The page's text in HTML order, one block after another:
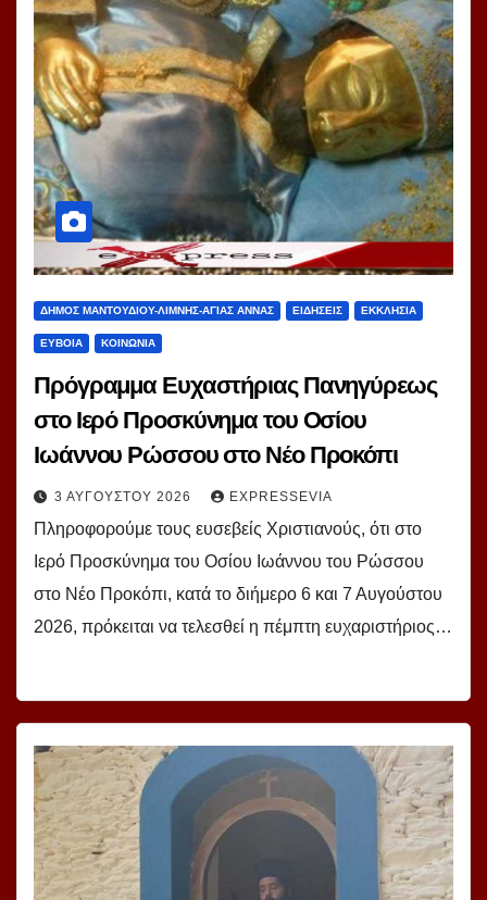
ΔΗΜΟΣ ΜΑΝΤΟΥΔΙΟΥ-ΛΙΜΝΗΣ-ΑΓΙΑΣ ΑΝΝΑΣ ΕΙΔΗΣΕΙΣ ΕΚΚΛΗΣΙΑ
ΕΥΒΟΙΑ ΚΟΙΝΩΝΙΑ
Πρόγραμμα Ευχαστήριας Πανηγύρεως
στο Ιερό Προσκύνημα του Οσίου
Ιωάννου Ρώσσου στο Νέο Προκόπι
3 ΑΥΓΟΎΣΤΟΥ 2026 EXPRESSEVIA
Πληροφορούμε τους ευσεβείς Χριστιανούς, ότι στο
Ιερό Προσκύνημα του Οσίου Ιωάννου του Ρώσσου
στο Νέο Προκόπι, κατά το διήμερο 6 και 7 Αυγούστου
2026, πρόκειται να τελεσθεί η πέμπτη ευχαριστήριος…